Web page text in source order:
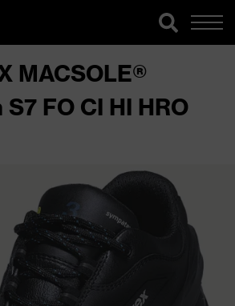
MACSOLE®
FO CI HI HRO